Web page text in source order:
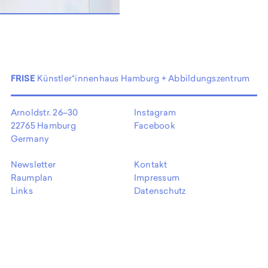
FRISE Künstler*innenhaus Hamburg + Abbildungszentrum
Arnoldstr. 26–30
22765 Hamburg
Germany
Instagram
Facebook
Newsletter
Raumplan
Links
Kontakt
Impressum
Datenschutz